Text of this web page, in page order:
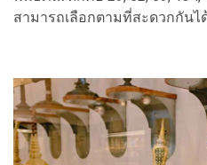
สามารถเลือกตามที่สะดวกกันไ